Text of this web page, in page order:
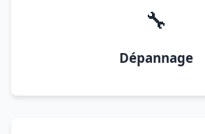
🔧
Dépannage